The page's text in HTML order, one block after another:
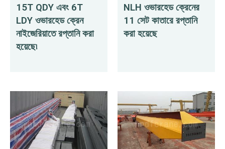
15T QDY এবং 6T
LDY ওভারহেড ক্রেন
নাইজেরিয়াতে রপ্তানি করা
হয়েছে৷
NLH ওভারহেড ক্রেনের
11 সেট কাতারে রপ্তানি
করা হয়েছে